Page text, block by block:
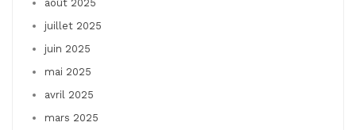
août 2025
juillet 2025
juin 2025
mai 2025
avril 2025
mars 2025